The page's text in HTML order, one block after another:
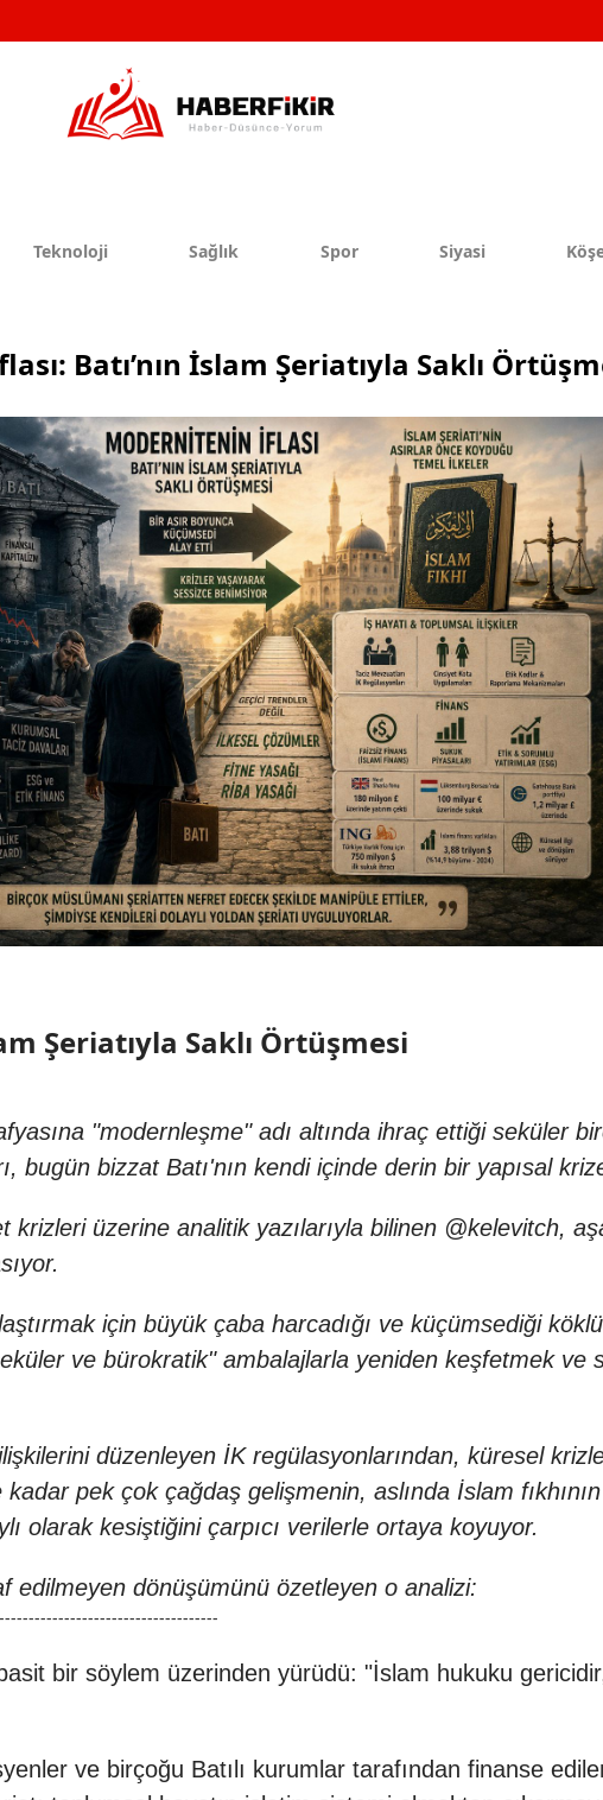
Teknoloji Sağlık Spor Siyasi
Batı’nın İslam Şeriatıyla Saklı
Şeriatıyla Saklı Örtüşmesi
"modernleşme" adı altında ihraç ettiği seküler
bugün bizzat Batı'nın kendi içinde derin bir yapısal
üzerine analitik yazılarıyla bilinen @kelevitch,
için büyük çaba harcadığı ve küçümsediği
ve bürokratik" ambalajlarla yeniden keşfetmek ve
düzenleyen İK regülasyonlarından, küresel
pek çok çağdaş gelişmenin, aslında İslam
olarak kesiştiğini çarpıcı verilerle ortaya koyuyor.
edilmeyen dönüşümünü özetleyen o analizi:
bir söylem üzerinden yürüdü: "İslam hukuku gericidir,
ve birçoğu Batılı kurumlar tarafından finanse